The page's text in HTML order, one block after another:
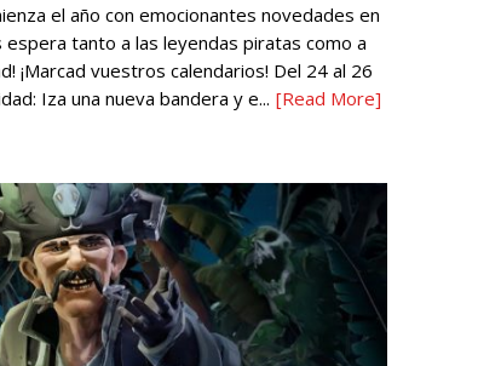
el año con emocionantes novedades en
tanto a las leyendas piratas como a
¡Marcad vuestros calendarios! Del 24 al 26
Iza una nueva bandera y e... [Read More]